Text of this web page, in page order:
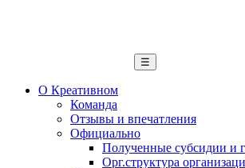
☰
О Креативном
Команда
Отзывы и впечатления
Официально
Полученные субсидии и
Орг.структура